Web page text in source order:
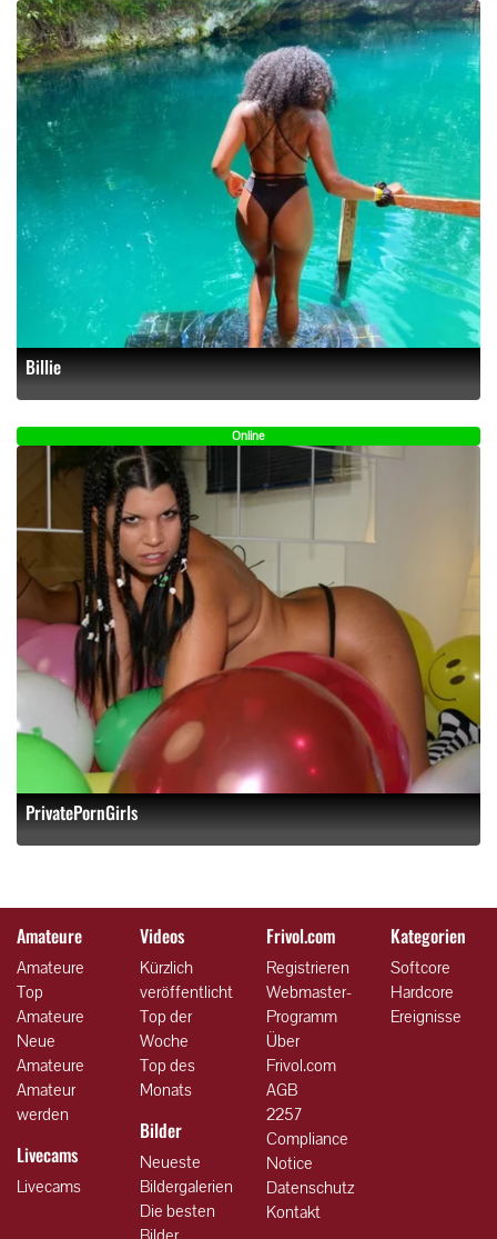
Billie
Online
PrivatePornGirls
Amateure
Amateure
Top
Amateure
Neue
Amateure
Amateur
werden
Livecams
Livecams
Videos
Kürzlich
veröffentlicht
Top der
Woche
Top des
Monats
Bilder
Neueste
Bildergalerien
Die besten
Frivol.com
Registrieren
Webmaster-
Programm
Über
Frivol.com
AGB
2257
Compliance
Notice
Datenschutz
Kontakt
Kategorien
Softcore
Hardcore
Ereignisse